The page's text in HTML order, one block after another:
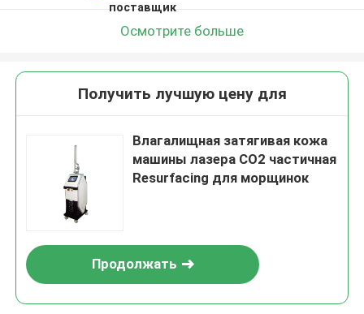
поставщик
Осмотрите больше
Получить лучшую цену для
Влагалищная затягивая кожа
машины лазера СО2 частичная
Resurfacing для морщинок
Продолжать